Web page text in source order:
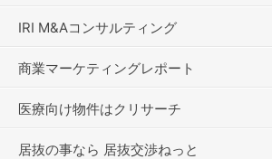
IRI M&Aコンサルティング
商業マーケティングレポート
医療向け物件はクリサーチ
居抜の事なら 居抜交渉ねっと